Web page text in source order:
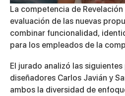
0
seconds
of
10
minutes,
20
La competencia de
evaluación de las nuevas
combinar funcionalidad,
para los empleados de la
El jurado analizó las
diseñadores Carlos Javián y
ambos la diversidad de